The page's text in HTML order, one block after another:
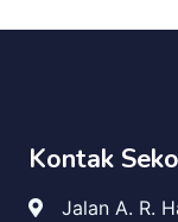
Kontak
Jalan A. R.